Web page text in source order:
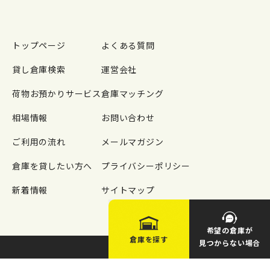
倉庫を探す
希望の倉庫が
見つからない場合
トップページ
貸し倉庫検索
荷物お預かりサービス
相場情報
ご利用の流れ
倉庫を貸したい方へ
新着情報
よくある質問
運営会社
倉庫マッチング
お問い合わせ
メールマガジン
プライバシーポリシー
サイトマップ